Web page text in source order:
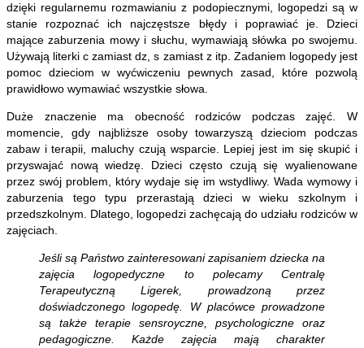
dzięki regularnemu rozmawianiu z podopiecznymi, logopedzi są w
stanie rozpoznać ich najczęstsze błędy i poprawiać je. Dzieci
mające zaburzenia mowy i słuchu, wymawiają słówka po swojemu.
Używają literki c zamiast dz, s zamiast z itp. Zadaniem logopedy jest
pomoc dzieciom w wyćwiczeniu pewnych zasad, które pozwolą
prawidłowo wymawiać wszystkie słowa.
Duże znaczenie ma obecność rodziców podczas zajęć. W
momencie, gdy najbliższe osoby towarzyszą dzieciom podczas
zabaw i terapii, maluchy czują wsparcie. Lepiej jest im się skupić i
przyswajać nową wiedzę. Dzieci często czują się wyalienowane
przez swój problem, który wydaje się im wstydliwy. Wada wymowy i
zaburzenia tego typu przerastają dzieci w wieku szkolnym i
przedszkolnym. Dlatego, logopedzi zachęcają do udziału rodziców w
zajęciach.
Jeśli są Państwo zainteresowani zapisaniem dziecka na
zajęcia logopedyczne to polecamy Centralę
Terapeutyczną Ligerek, prowadzoną przez
doświadczonego logopedę. W placówce prowadzone
są także terapie sensroyczne, psychologiczne oraz
pedagogiczne. Każde zajęcia mają charakter